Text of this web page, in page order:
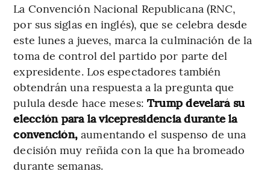
La Convención Nacional Republicana (RNC,
por sus siglas en inglés), que se celebra desde
este lunes a jueves, marca la culminación de la
toma de control del partido por parte del
expresidente. Los espectadores también
obtendrán una respuesta a la pregunta que
pulula desde hace meses: Trump develará su
elección para la vicepresidencia durante la
convención,aumentando el suspenso de una
decisión muy reñida con la que ha bromeado
durante semanas.